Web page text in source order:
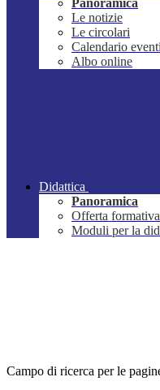
Panoramica
Le notizie
Le circolari
Calendario eventi
Albo online
Didattica
Panoramica
Offerta formativa
Moduli per la
Campo di ricerca per le